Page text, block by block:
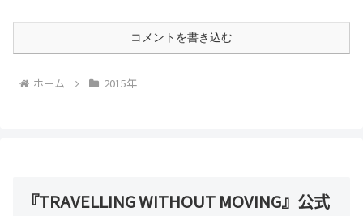
コメントを書き込む
ホーム 2015年
『TRAVELLING WITHOUT MOVING』公式